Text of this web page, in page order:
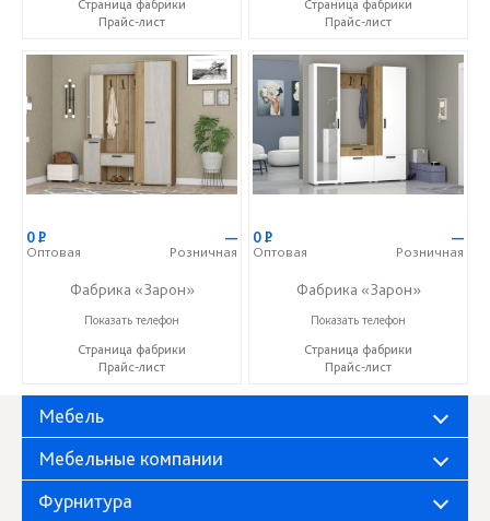
Страница фабрики
Прайс-лист
Страница фабрики
Прайс-лист
0Р
Оптовая
—
Розничная
Фабрика «Зарон»
+7 (8412) 21-50-66
Показать телефон
Страница фабрики
Прайс-лист
0Р
Оптовая
—
Розничная
Фабрика «Зарон»
+7 (8412) 21-50-66
Показать телефон
Страница фабрики
Прайс-лист
Мебель
Мебельные компании
Фурнитура